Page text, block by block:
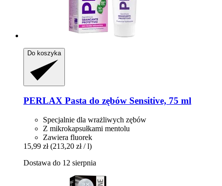
Do koszyka
PERLAX Pasta do zębów Sensitive, 75 ml
Specjalnie dla wrażliwych zębów
Z mikrokapsułkami mentolu
Zawiera fluorek
15,99 zł (213,20 zł / l)
Dostawa do 12 sierpnia